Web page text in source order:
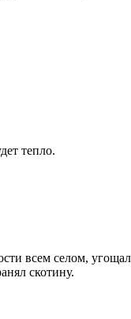
тепло.
всем селом,
скотину.